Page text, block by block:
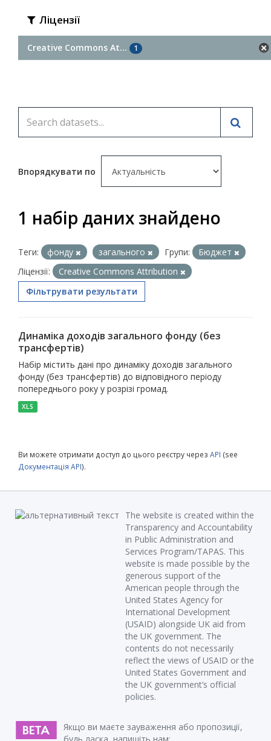
Ліцензії
Creative Commons At... 1
Впорядкувати по
1 набір даних знайдено
Теги: фонду загального Групи:
Бюджет
Ліцензії:
Creative Commons Attribution
Фільтрувати результати
Динаміка доходів загального фонду (без
трансфертів)
Набір містить дані про динаміку доходів загального
фонду (без трансфертів) до відповідного періоду
попереднього року у розрізі громад.
XLS
Ви можете отримати доступ до цього реєстру через API (see
Документація API).
The website is created within the
Transparency and Accountability
in Public Administration and
Services Program/TAPAS. This
website is made possible by the
generous support of the
American people through the
United States Agency for
International Development
(USAID) alongside UK aid from
the UK government. The
contents do not necessarily
reflect the views of USAID or the
United States Government and
the UK government’s official
policies.
Якщо ви маєте зауваження або пропозиції,